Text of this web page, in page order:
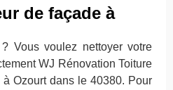
de façade à
Vous voulez nettoyer votre
WJ Rénovation Toiture
Ozourt dans le 40380. Pour